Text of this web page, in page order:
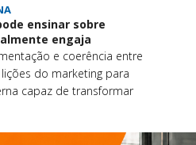
ensinar sobre
engaja
e coerência entre
do marketing para
capaz de transformar